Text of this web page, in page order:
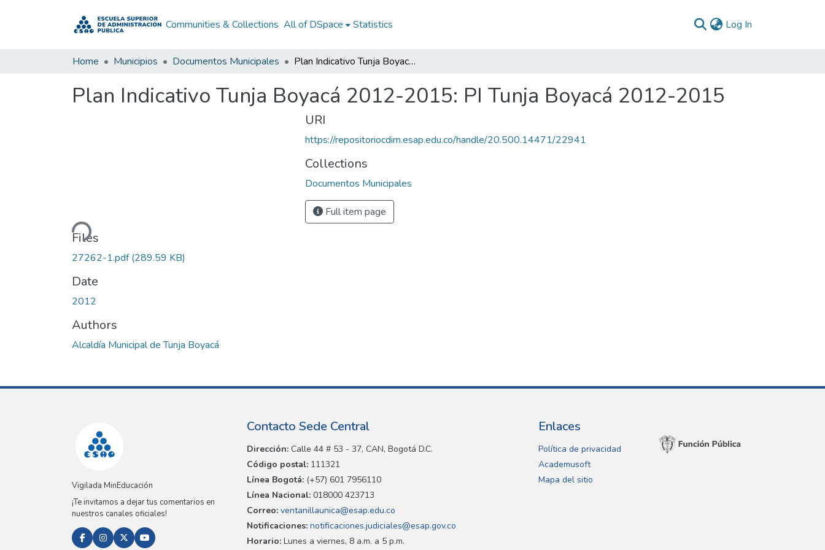
Communities & Collections All of DSpace Statistics Log In
Home Municipios Documentos Municipales Plan Indicativo Tunja Boyacá 2012-2015: PI Tunja Boyacá 2012-2015
Plan Indicativo Tunja Boyacá 2012-2015: PI Tunja Boyacá 2012-2015
Loading...
Files
27262-1.pdf(289.59 KB)
Date
2012
Authors
Alcaldía Municipal de Tunja Boyacá
URI
https://repositoriocdim.esap.edu.co/handle/20.500.14471/22941
Collections
Documentos Municipales
Full item page
Vigilada MinEducación
¡Te invitamos a dejar tus comentarios en
nuestros canales oficiales!
Contacto Sede Central
Dirección: Calle 44 # 53 - 37, CAN, Bogotá D.C.
Código postal: 111321
Línea Bogotá: (+57) 601 7956110
Línea Nacional: 018000 423713
Correo: ventanillaunica@esap.edu.co
Notificaciones: notificaciones.judiciales@esap.gov.co
Horario: Lunes a viernes, 8 a.m. a 5 p.m.
Enlaces
Política de privacidad
Academusoft
Mapa del sitio